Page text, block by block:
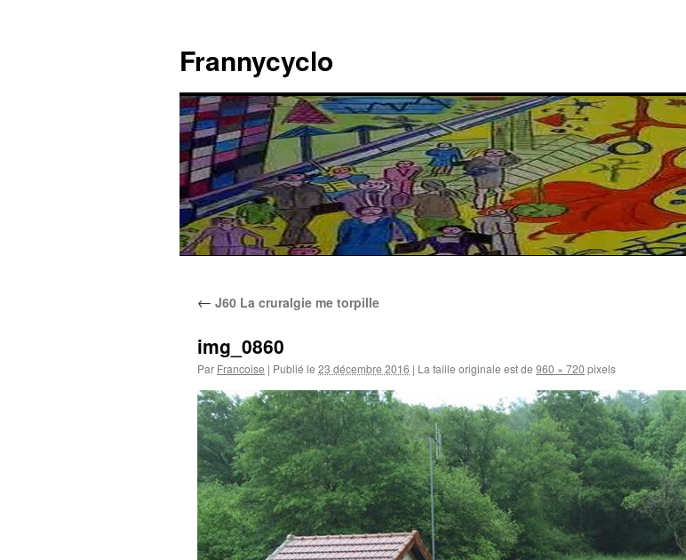
contenu
Frannycyclo
← J60 La cruralgie me torpille
img_0860
Par Francoise | Publié le 23 décembre 2016 | La taille originale est de 960 × 720 pixels